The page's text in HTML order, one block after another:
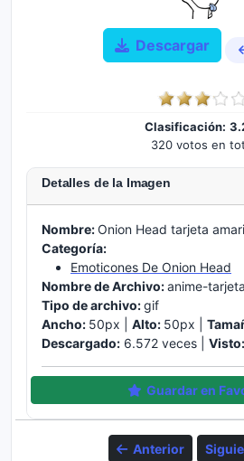
Descargar
Clasificación:
320 votos en
Detalles de la Imagen
Nombre:Onion Head tarjeta
Categoría:
Emoticones De Onion Head
Nombre de Archivo:anime-
Tipo de archivo:gif
Ancho: 50px | Alto: 50px |
Descargado: 6.572 veces | Visto:
Guardar en
Anterior